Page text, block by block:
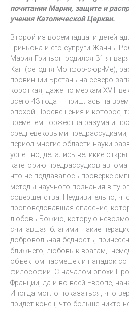
почитании Марии, защите и
учения Католической Церкви.
Второй из восемнадцати детей
Гриньона и его супруги Жанны
Мария Гриньон родился 31
Кан (сегодня Монфор-сюр-Ме),
провинции Бретань на северо-
короткая, даже по меркам XVIII
всего 43 года – пришлась на
эпохой Просвещения и которое,
временем торжества разума и
средневековыми
период многие области науки
успешно, делались великие
категорию предрассудков
что не поддавалось проверке
методы научного познания в ту
совершенства. Неудивительно,
проповедовавшая спасение,
любовь Божию, которую
считавшая благими такие
добровольная бедность,
ближнего, любовь к врагам,
объектом насмешек и нападок
философии. С началом эпохи
Франции, да и во всей Европе,
Иногда могло показаться, что
придёт конец, что больше никто